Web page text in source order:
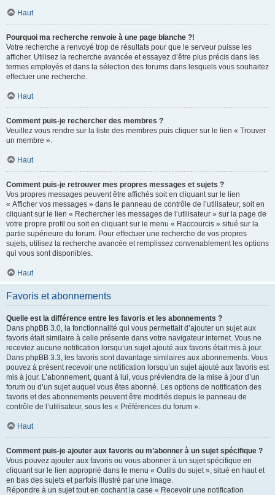
Haut
Pourquoi ma recherche renvoie à une page blanche ?!
Votre recherche a renvoyé trop de résultats pour que le serveur puisse les
afficher. Utilisez la recherche avancée et essayez d’être plus précis dans les
termes employés et dans la sélection des forums dans lesquels vous souhaitez
effectuer une recherche.
Haut
Comment puis-je rechercher des membres ?
Veuillez vous rendre sur la liste des membres puis cliquer sur le lien « Trouver
un membre ».
Haut
Comment puis-je retrouver mes propres messages et sujets ?
Vos propres messages peuvent être affichés soit en cliquant sur le lien
« Afficher vos messages » dans le panneau de contrôle de l’utilisateur, soit en
cliquant sur le lien « Rechercher les messages de l’utilisateur » sur la page de
votre propre profil ou soit en cliquant sur le menu « Raccourcis » situé sur la
partie supérieure du forum. Pour effectuer une recherche de vos propres
sujets, utilisez la recherche avancée et remplissez convenablement les options
qui vous sont disponibles.
Haut
Favoris et abonnements
Quelle est la différence entre les favoris et les abonnements ?
Dans phpBB 3.0, la fonctionnalité qui vous permettait d’ajouter un sujet aux
favoris était similaire à celle présente dans votre navigateur internet. Vous ne
receviez aucune notification lorsqu’un sujet ajouté aux favoris était mis à jour.
Dans phpBB 3.3, les favoris sont davantage similaires aux abonnements. Vous
pouvez à présent recevoir une notification lorsqu’un sujet ajouté aux favoris est
mis à jour. L’abonnement, quant à lui, vous préviendra de la mise à jour d’un
forum ou d’un sujet auquel vous êtes abonné. Les options de notification des
favoris et des abonnements peuvent être modifiés depuis le panneau de
contrôle de l’utilisateur, sous les « Préférences du forum ».
Haut
Comment puis-je ajouter aux favoris ou m’abonner à un sujet spécifique ?
Vous pouvez ajouter aux favoris ou vous abonner à un sujet spécifique en
cliquant sur le lien approprié dans le menu « Outils du sujet », situé en haut et
en bas des sujets et parfois illustré par une image.
Répondre à un sujet tout en cochant la case « Recevoir une notification